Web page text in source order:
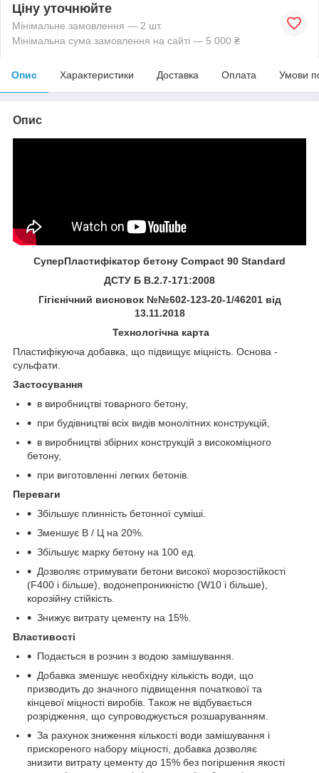
Ціну уточнюйте
Мінімальне замовлення — 2 шт.
Мінімальна сума замовлення на сайті — 5 000 ₴
Опис Характеристики Доставка Оплата Умови
Опис
СуперПластифікатор бетону Compact 90 Standard
ДСТУ Б В.2.7-171:2008
Гігієнічний висновок №№602-123-20-1/46201 від
13.11.2018
Технологічна карта
Пластифікуюча добавка, що підвищує міцність. Основа -
сульфати.
Застосування
в виробництві товарного бетону,
при будівництві всіх видів монолітних конструкцій,
в виробництві збірних конструкцій з високоміцного
бетону,
при виготовленні легких бетонів.
Переваги
Збільшує плинність бетонної суміші.
Зменшує В / Ц на 20%.
Збільшує марку бетону на 100 ед.
Дозволяє отримувати бетони високої морозостійкості
(F400 і більше), водонепроникністю (W10 і більше),
корозійну стійкість.
Знижує витрату цементу на 15%.
Властивості
Подається в розчин з водою замішування.
Добавка зменшує необхідну кількість води, що
призводить до значного підвищення початкової та
кінцевої міцності виробів. Також не відбувається
розрідження, що супроводжується розшаруванням.
За рахунок зниження кількості води замішування і
прискореного набору міцності, добавка дозволяє
знизити витрату цементу до 15% без погіршення якості